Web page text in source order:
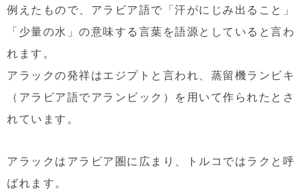
例えたもので、アラビア語で「汗がにじみ出ること」
「少量の水」の意味する言葉を語源としていると言わ
れます。
アラックの発祥はエジプトと言われ、蒸留機ランビキ
（アラビア語でアランビック）を用いて作られたとさ
れています。
アラックはアラビア圏に広まり、トルコではラクと呼
ばれます。